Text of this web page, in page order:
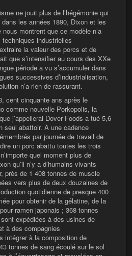
ne jouit plus de l’hégémonie qui
les années 1890, Dixon et les
montrent que ce modèle n’a
techniques industrielles
la valeur des porcs et de
que s’intensifier au cours des XXe
période a vu s’accumuler dans
successives d’industrialisation,
n’a rien de rassurant.
cent cinquante ans après le
comme nouvelle Porkopolis, la
j’appellerai Dover Foods a tué 5,6
seul abattoir. À une cadence
par journée de travail de
un porc abattu toutes les trois
quel moment plus de
qu’il n’y a d’humains vivants
près de 1 408 tonnes de muscle
vers plus de deux douzaines de
quotidienne de presque 400
pour obtenir de la gélatine, de la
ramen japonais ; 368 tonnes
expédiées à des usines de
à des compagnies
intégrer à la composition de
tonnes de sang écoulé sur le sol